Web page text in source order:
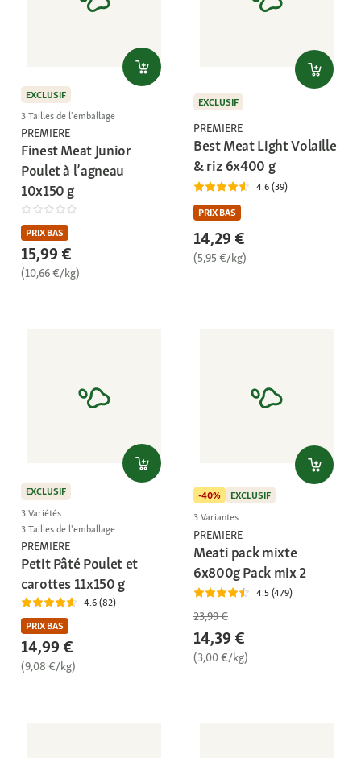
EXCLUSIF
3 Tailles de l'emballage
PREMIERE
Finest Meat Junior
Poulet à l’agneau
10x150 g
PRIX BAS
15,99 €
(10,66 €/kg)
EXCLUSIF
PREMIERE
Best Meat Light Volaille
& riz 6x400 g
4.6 (39)
PRIX BAS
14,29 €
(5,95 €/kg)
EXCLUSIF
3 Variétés
3 Tailles de l'emballage
PREMIERE
Petit Pâté Poulet et
carottes 11x150 g
4.6 (82)
PRIX BAS
14,99 €
(9,08 €/kg)
-40%
EXCLUSIF
3 Variantes
PREMIERE
Meati pack mixte
6x800g Pack mix 2
4.5 (479)
23,99 €
14,39 €
(3,00 €/kg)